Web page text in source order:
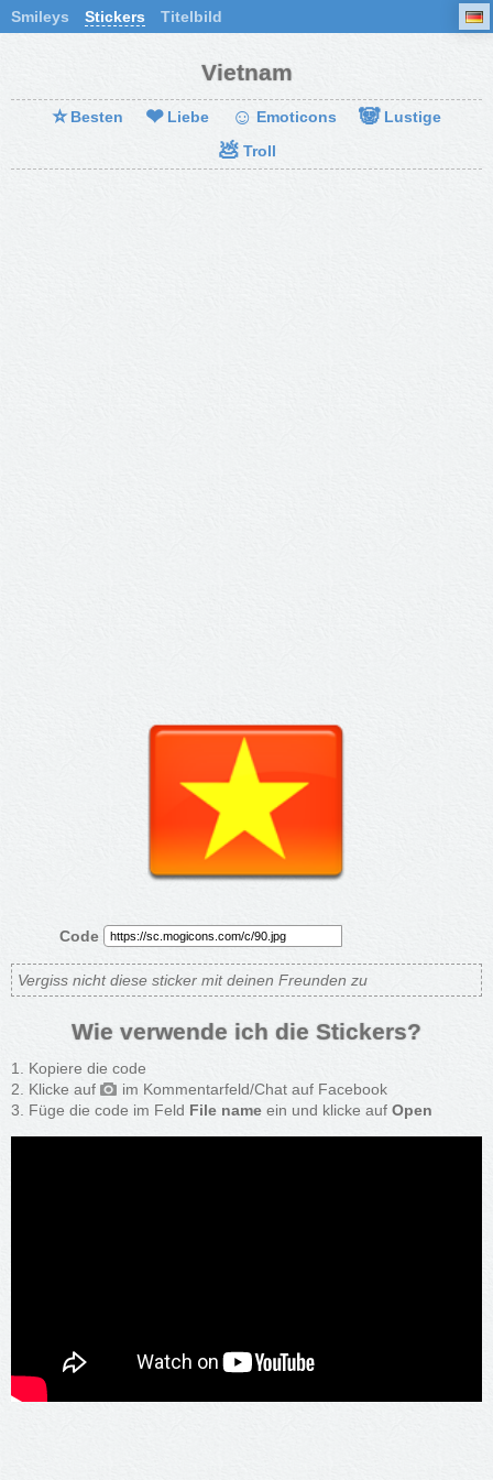
Smileys Stickers Titelbild
Vietnam
⭐ Besten ❤ Liebe ☺ Emoticons 🐼 Lustige
💩 Troll
Code
Vergiss nicht diese sticker mit deinen Freunden zu
Wie verwende ich die Stickers?
Kopiere die code
Klicke auf
im Kommentarfeld/Chat auf Facebook
Füge die code im Feld File name ein und klicke auf Open